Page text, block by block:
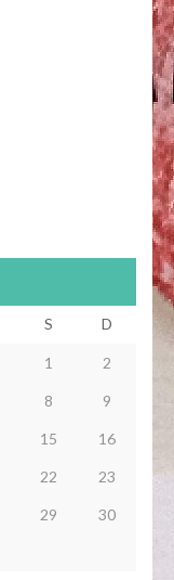
S D
1 2
8 9
15 16
22 23
29 30